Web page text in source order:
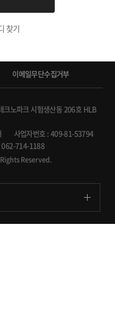
찾기
이메일무단수집거부
크노파크 시험생산동 206호 HLB
사업자번호 : 409-81-53794
062-714-1188
Reserved.